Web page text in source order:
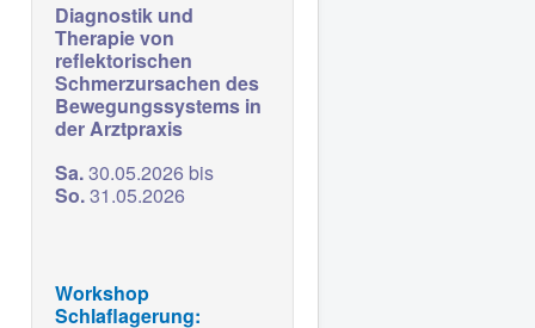
Diagnostik und
Therapie von
reflektorischen
Schmerzursachen des
Bewegungssystems in
der Arztpraxis
Sa.30.05.2026 bis
So.31.05.2026
Workshop
Schlaflagerung: